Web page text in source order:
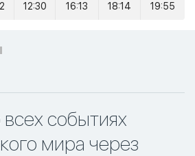
12:30 16:13 18:14 19:55
событиях
мира через